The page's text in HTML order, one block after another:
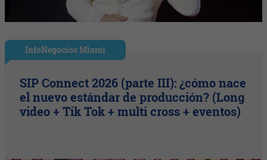
InfoNegocios Miami
SIP Connect 2026 (parte III): ¿cómo nace
el nuevo estándar de producción? (Long
video + Tik Tok + multi cross + eventos)